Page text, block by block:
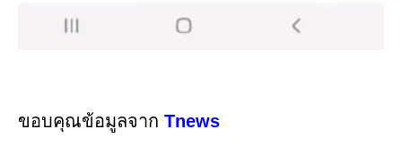
ขอบคุณข้อมูลจาก Tnews